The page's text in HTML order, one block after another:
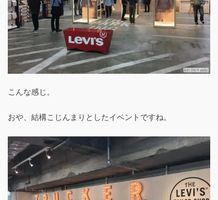
こんな感じ。
おや、結構こじんまりとしたイベントですね。